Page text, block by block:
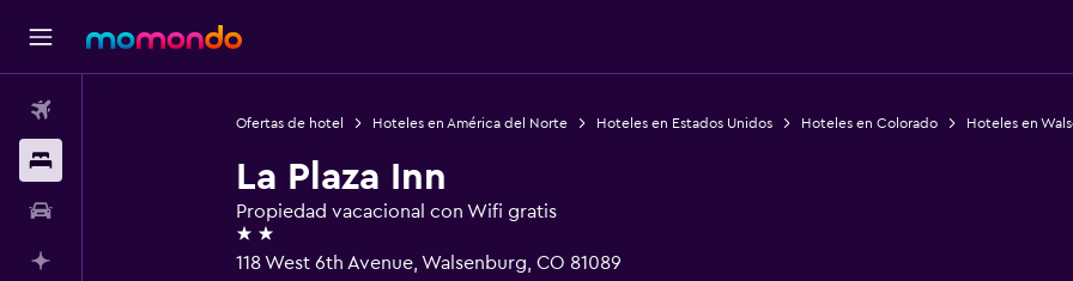
Ofertas de hotel Hoteles en América del Norte Hoteles en Estados Unidos Hoteles en Colorado Hoteles en
La Plaza Inn
Propiedad vacacional con Wifi gratis
2 estrellas
118 West 6th Avenue, Walsenburg, CO 81089